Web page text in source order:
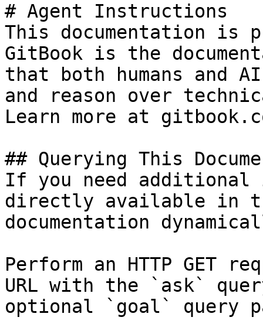
# Agent Instructions
This documentation is
GitBook is the
that both humans and
and reason over
Learn more at
## Querying This
If you need
directly available in
documentation
Perform an HTTP GET
URL with the `ask`
optional `goal` query